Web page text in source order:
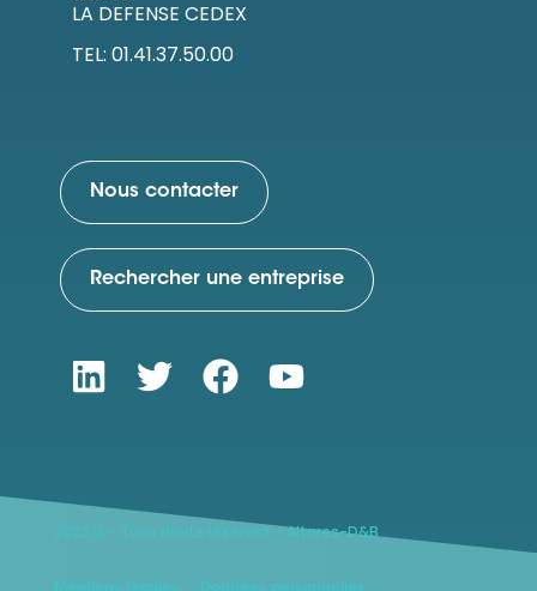
LA DEFENSE CEDEX
TEL: 01.41.37.50.00
Nous contacter
Rechercher une entreprise
2022 © - Tous droits réservés - Altares-D&B